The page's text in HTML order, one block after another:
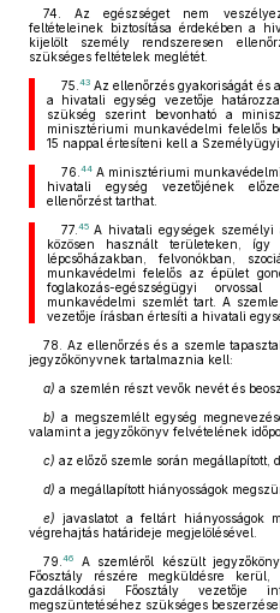
74. Az egészséget nem
feltételeinek biztosítása érdekében a
kijelölt személy rendszeresen
szükséges feltételek meglétét.
75. 43Az ellenőrzés gyakoriságát és
a hivatali egység vezetője
szükség szerint bevonható a
minisztériumi munkavédelmi felelős
15 nappal értesíteni kell a Személyügyi
76. 44A minisztériumi
hivatali egység vezetőjének
ellenőrzést tarthat.
77. 45A hivatali egységek személyi
közösen használt területeken, így
lépcsőházakban, felvonókban,
munkavédelmi felelős az épület
foglakozás-egészségügyi
munkavédelmi szemlét tart. A
vezetője írásban értesíti a hivatali
78. Az ellenőrzés és a szemle
jegyzőkönyvnek tartalmaznia kell:
a) a szemlén részt vevők nevét és
b) a megszemlélt egység
valamint a jegyzőkönyv felvételének
c) az előző szemle során megállapított,
d) a megállapított hiányosságok
e) javaslatot a feltárt hiányosságok
végrehajtás határideje megjelölésével.
79. 46
A szemléről készült
Főosztály részére megküldésre
gazdálkodási Főosztály vezetője
megszüntetéséhez szükséges